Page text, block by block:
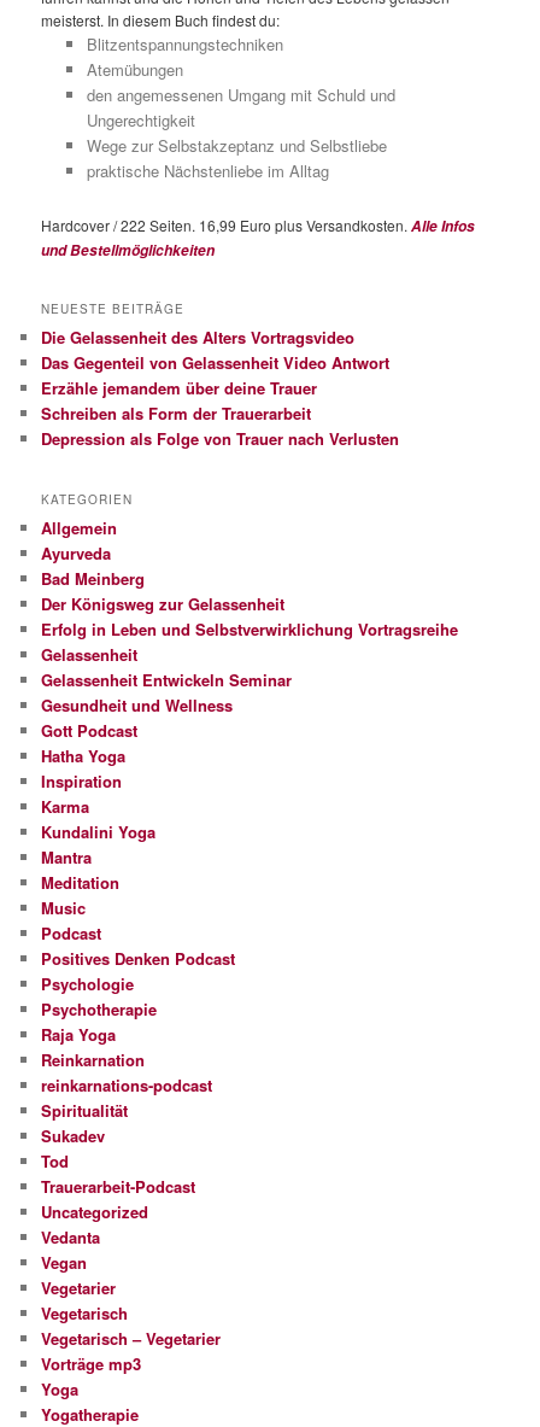
meisterst. In diesem Buch findest du:
Blitzentspannungstechniken
Atemübungen
den angemessenen Umgang mit Schuld und
Ungerechtigkeit
Wege zur Selbstakzeptanz und Selbstliebe
praktische Nächstenliebe im Alltag
Hardcover / 222 Seiten. 16,99 Euro plus Versandkosten.Alle Infos
und Bestellmöglichkeiten
NEUESTE BEITRÄGE
Die Gelassenheit des Alters Vortragsvideo
Das Gegenteil von Gelassenheit Video Antwort
Erzähle jemandem über deine Trauer
Schreiben als Form der Trauerarbeit
Depression als Folge von Trauer nach Verlusten
KATEGORIEN
Allgemein
Ayurveda
Bad Meinberg
Der Königsweg zur Gelassenheit
Erfolg in Leben und Selbstverwirklichung Vortragsreihe
Gelassenheit
Gelassenheit Entwickeln Seminar
Gesundheit und Wellness
Gott Podcast
Hatha Yoga
Inspiration
Karma
Kundalini Yoga
Mantra
Meditation
Music
Podcast
Positives Denken Podcast
Psychologie
Psychotherapie
Raja Yoga
Reinkarnation
reinkarnations-podcast
Spiritualität
Sukadev
Tod
Trauerarbeit-Podcast
Uncategorized
Vedanta
Vegan
Vegetarier
Vegetarisch
Vegetarisch – Vegetarier
Vorträge mp3
Yoga
Yogatherapie